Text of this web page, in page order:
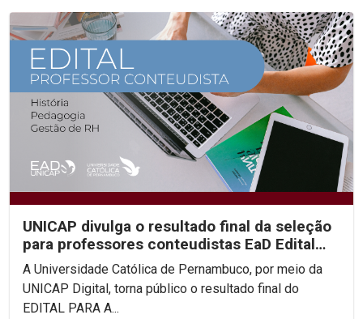
UNICAP divulga o resultado final da seleção
para professores conteudistas EaD Edital
2023/02
A Universidade Católica de Pernambuco, por meio da
UNICAP Digital, torna público o resultado final do
EDITAL PARA A...